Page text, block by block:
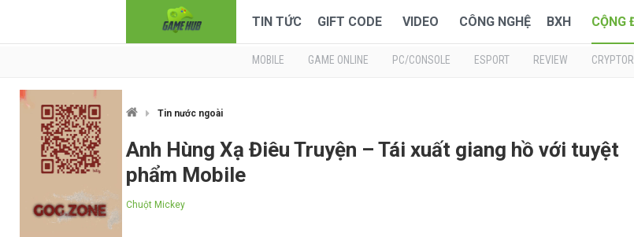
TIN TỨC GIFT CODE VIDEO CÔNG NGHỆ BXH CỘNG
MOBILE GAME ONLINE PC/CONSOLE ESPORT REVIEW
Tin nước ngoài
Anh Hùng Xạ Điêu Truyện – Tái xuất giang hồ với tuyệt
phẩm Mobile
Chuột Mickey